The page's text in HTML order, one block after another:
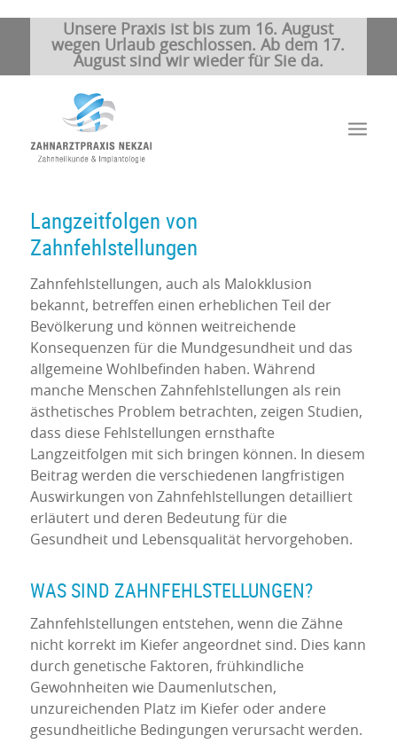
Unsere Praxis ist bis zum 16. August
wegen Urlaub geschlossen. Ab dem 17.
August sind wir wieder für Sie da.
Langzeitfolgen von
Zahnfehlstellungen
Zahnfehlstellungen, auch als Malokklusion
bekannt, betreffen einen erheblichen Teil der
Bevölkerung und können weitreichende
Konsequenzen für die Mundgesundheit und das
allgemeine Wohlbefinden haben. Während
manche Menschen Zahnfehlstellungen als rein
ästhetisches Problem betrachten, zeigen Studien,
dass diese Fehlstellungen ernsthafte
Langzeitfolgen mit sich bringen können. In diesem
Beitrag werden die verschiedenen langfristigen
Auswirkungen von Zahnfehlstellungen detailliert
erläutert und deren Bedeutung für die
Gesundheit und Lebensqualität hervorgehoben.
WAS SIND ZAHNFEHLSTELLUNGEN?
Zahnfehlstellungen entstehen, wenn die Zähne
nicht korrekt im Kiefer angeordnet sind. Dies kann
durch genetische Faktoren, frühkindliche
Gewohnheiten wie Daumenlutschen,
unzureichenden Platz im Kiefer oder andere
gesundheitliche Bedingungen verursacht werden.